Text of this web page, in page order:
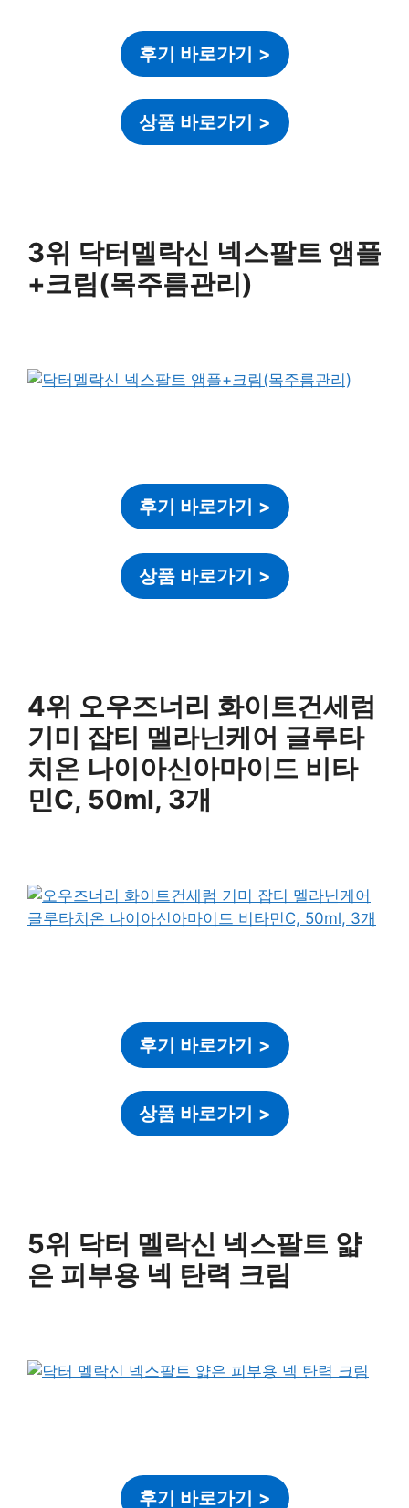
후기 바로가기 >
상품 바로가기 >
3위 닥터멜락신 넥스팔트 앰플
+크림(목주름관리)
후기 바로가기 >
상품 바로가기 >
4위 오우즈너리 화이트건세럼
기미 잡티 멜라닌케어 글루타
치온 나이아신아마이드 비타
민C, 50ml, 3개
후기 바로가기 >
상품 바로가기 >
5위 닥터 멜락신 넥스팔트 얇
은 피부용 넥 탄력 크림
후기 바로가기 >